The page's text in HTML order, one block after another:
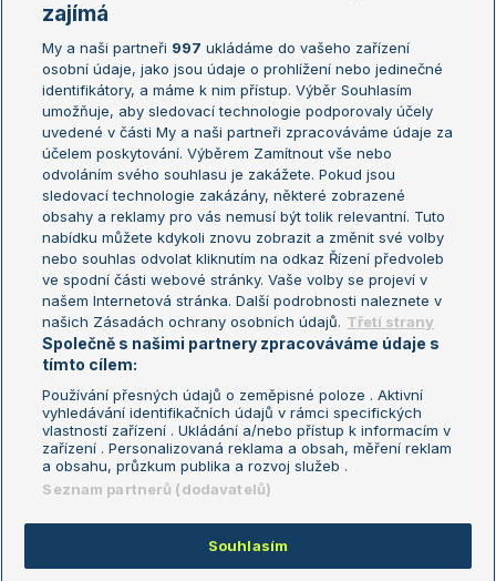
Žebříčky
Žebříček ATP (muži)
Žebříček WTA (ženy)
Sázkařský žebříček
Australian Open
French Open
Wimbledon
US Open
Turnaj mistrů
Turnaj mistryň
Aktualní trendy
Fotbalové přestupy
Livesport Daily
LS Prague Open
Podmínky užití
Nastavení soukromí
GDPR a žurnalistika
Reklama
Kontakt
Informace o zpracování osobních
údajů
Copyright © 2008-2026 TenisPortal.cz. Využíváme zpravodajství ČTK.
zajímá
My a naši partneři 997 ukládáme do vašeho zařízení
osobní údaje, jako jsou údaje o prohlížení nebo jedinečné
identifikátory, a máme k nim přístup. Výběr Souhlasím
umožňuje, aby sledovací technologie podporovaly účely
uvedené v části My a naši partneři zpracováváme údaje za
účelem poskytování. Výběrem Zamítnout vše nebo
odvoláním svého souhlasu je zakážete. Pokud jsou
sledovací technologie zakázány, některé zobrazené
obsahy a reklamy pro vás nemusí být tolik relevantní. Tuto
nabídku můžete kdykoli znovu zobrazit a změnit své volby
nebo souhlas odvolat kliknutím na odkaz Řízení předvoleb
ve spodní části webové stránky. Vaše volby se projeví v
našem Internetová stránka. Další podrobnosti naleznete v
našich Zásadách ochrany osobních údajů. Třetí strany
Společně s našimi partnery zpracováváme údaje s
tímto cílem:
Používání přesných údajů o zeměpisné poloze . Aktivní
vyhledávání identifikačních údajů v rámci specifických
vlastností zařízení . Ukládání a/nebo přístup k informacím v
zařízení . Personalizovaná reklama a obsah, měření reklam
a obsahu, průzkum publika a rozvoj služeb .
Seznam partnerů (dodavatelů)
Souhlasím